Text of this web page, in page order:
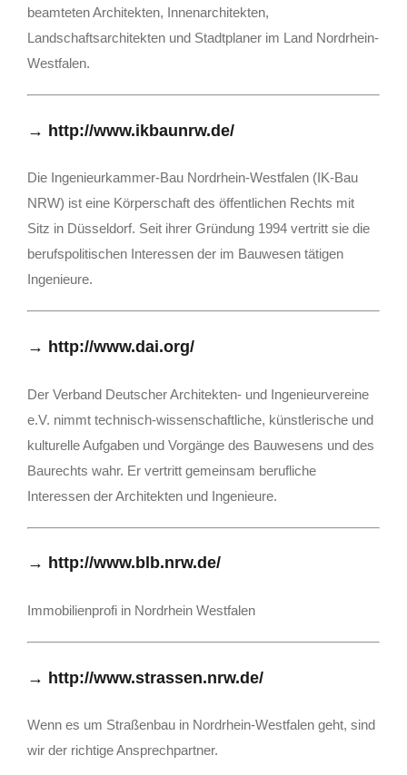
beamteten Architekten, Innenarchitekten,
Landschaftsarchitekten und Stadtplaner im Land Nordrhein-
Westfalen.
→ http://www.ikbaunrw.de/
Die Ingenieurkammer-Bau Nordrhein-Westfalen (IK-Bau
NRW) ist eine Körperschaft des öffentlichen Rechts mit
Sitz in Düsseldorf. Seit ihrer Gründung 1994 vertritt sie die
berufspolitischen Interessen der im Bauwesen tätigen
Ingenieure.
→ http://www.dai.org/
Der Verband Deutscher Architekten- und Ingenieurvereine
e.V. nimmt technisch-wissenschaftliche, künstlerische und
kulturelle Aufgaben und Vorgänge des Bauwesens und des
Baurechts wahr. Er vertritt gemeinsam berufliche
Interessen der Architekten und Ingenieure.
→ http://www.blb.nrw.de/
Immobilienprofi in Nordrhein Westfalen
→ http://www.strassen.nrw.de/
Wenn es um Straßenbau in Nordrhein-Westfalen geht, sind
wir der richtige Ansprechpartner.